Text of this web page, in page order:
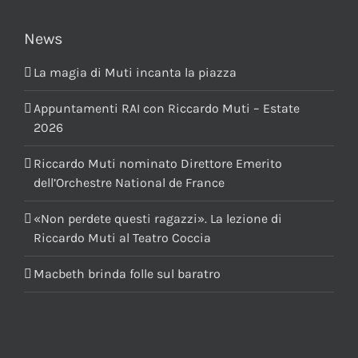
News
La magia di Muti incanta la piazza
Appuntamenti RAI con Riccardo Muti – Estate
2026
Riccardo Muti nominato Direttore Emerito
dell’Orchestre National de France
«Non perdete questi ragazzi». La lezione di
Riccardo Muti al Teatro Coccia
Macbeth brinda folle sul baratro